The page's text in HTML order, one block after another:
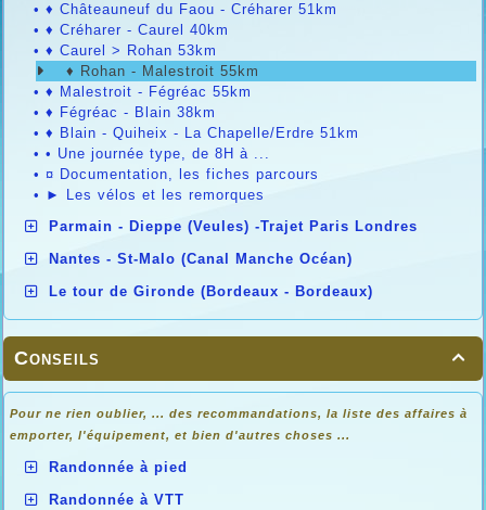
• ♦ Châteauneuf du Faou - Créharer 51km
• ♦ Créharer - Caurel 40km
• ♦ Caurel > Rohan 53km
♦ Rohan - Malestroit 55km
• ♦ Malestroit - Fégréac 55km
• ♦ Fégréac - Blain 38km
• ♦ Blain - Quiheix - La Chapelle/Erdre 51km
• • Une journée type, de 8H à ...
• ¤ Documentation, les fiches parcours
• ► Les vélos et les remorques
Parmain - Dieppe (Veules) -Trajet Paris Londres
Nantes - St-Malo (Canal Manche Océan)
Le tour de Gironde (Bordeaux - Bordeaux)

Conseils
Pour ne rien oublier, ... des recommandations, la liste des affaires à
emporter, l'équipement, et bien d'autres choses ...
Randonnée à pied
Randonnée à VTT